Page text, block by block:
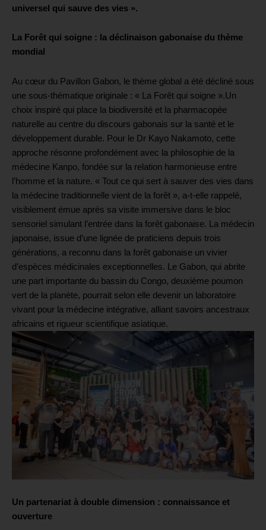
universel qui sauve des vies ».
La Forêt qui soigne : la déclinaison gabonaise du thème
mondial
Au cœur du Pavillon Gabon, le thème global a été décliné sous
une sous-thématique originale : « La Forêt qui soigne ».Un
choix inspiré qui place la biodiversité et la pharmacopée
naturelle au centre du discours gabonais sur la santé et le
développement durable. Pour le Dr Kayo Nakamoto, cette
approche résonne profondément avec la philosophie de la
médecine Kanpo, fondée sur la relation harmonieuse entre
l’homme et la nature. « Tout ce qui sert à sauver des vies dans
la médecine traditionnelle vient de la forêt », a-t-elle rappelé,
visiblement émue après sa visite immersive dans le bloc
sensoriel simulant l’entrée dans la forêt gabonaise. La médecin
japonaise, issue d’une lignée de praticiens depuis trois
générations, a reconnu dans la forêt gabonaise un vivier
d’espèces médicinales exceptionnelles. Le Gabon, qui abrite
une part importante du bassin du Congo, deuxième poumon
vert de la planète, pourrait selon elle devenir un laboratoire
vivant pour la médecine intégrative, alliant savoirs ancestraux
africains et rigueur scientifique asiatique.
Un partenariat à double dimension : connaissance et
ouverture